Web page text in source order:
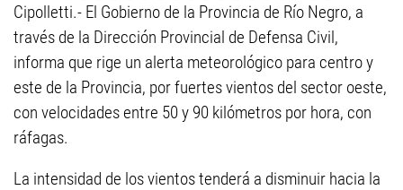
Cipolletti.- El Gobierno de la Provincia de Río Negro, a
través de la Dirección Provincial de Defensa Civil,
informa que rige un alerta meteorológico para centro y
este de la Provincia, por fuertes vientos del sector oeste,
con velocidades entre 50 y 90 kilómetros por hora, con
ráfagas.
La intensidad de los vientos tenderá a disminuir hacia la